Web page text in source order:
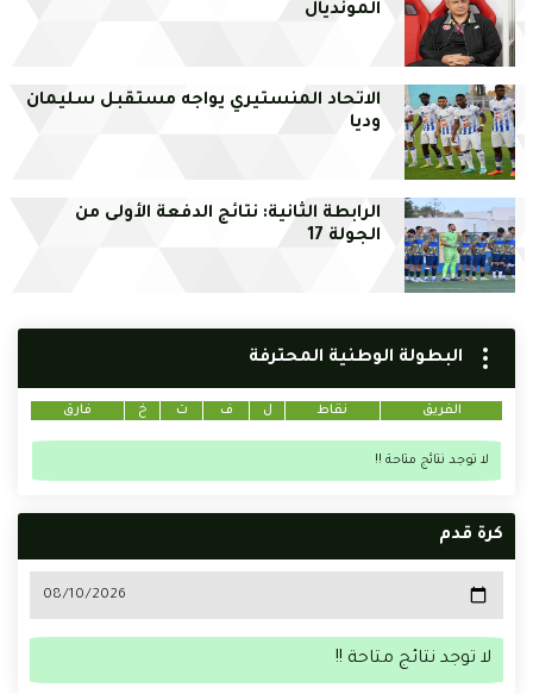
المونديال
الاتحاد المنستيري يواجه مستقبل سليمان
وديا
الرابطة الثانية: نتائج الدفعة الأولى من
الجولة 17
البطولة الوطنية المحترفة
الفريق نقاط ل ف ت خ فارق
لا توجد نتائج متاحة !!
كرة قدم
لا توجد نتائج متاحة !!